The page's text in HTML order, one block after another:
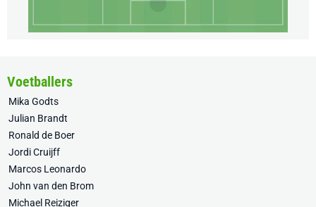
Voetballers
Mika Godts
Julian Brandt
Ronald de Boer
Jordi Cruijff
Marcos Leonardo
John van den Brom
Michael Reiziger